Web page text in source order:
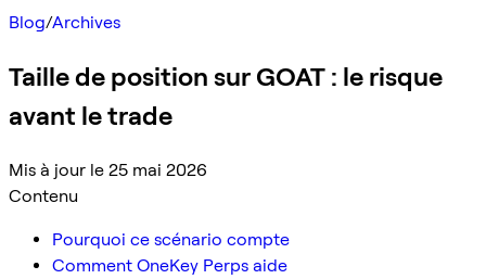
Blog/Archives
Taille de position sur GOAT : le risque
avant le trade
Mis à jour le 25 mai 2026
Contenu
Pourquoi ce scénario compte
Comment OneKey Perps aide